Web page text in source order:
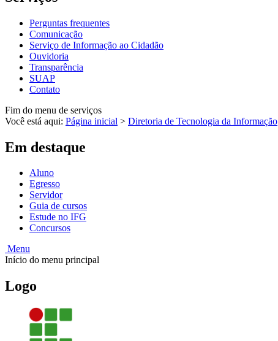
Perguntas frequentes
Comunicação
Serviço de Informação ao Cidadão
Ouvidoria
Transparência
SUAP
Contato
Fim do menu de serviços
Você está aqui: Página inicial > Diretoria de Tecnologia da Informação
Em destaque
Aluno
Egresso
Servidor
Guia de cursos
Estude no IFG
Concursos
Menu
Início do menu principal
Logo